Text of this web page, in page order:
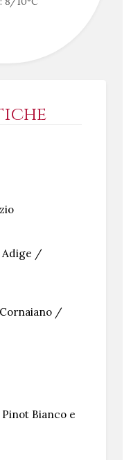
Adige /
Cornaiano /
Bianco e